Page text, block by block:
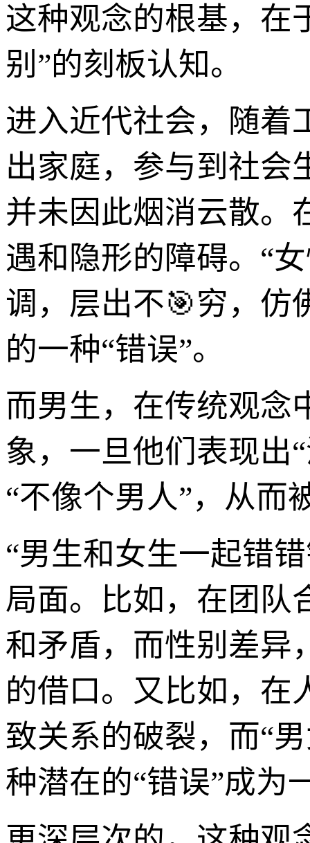
这种观念的根基，在
别”的刻板认知。
进入近代社会，随着
出家庭，参与到社会
并未因此烟消云散。
遇和隐形的障碍。“
调，层出不🎯穷，仿
的一种“错误”。
而男生，在传统观念
象，一旦他们表现出
“不像个男人”，从而
“男生和女生一起错
局面。比如，在团队
和矛盾，而性别差异
的借口。又比如，在
致关系的破裂，而“
种潜在的“错误”成为